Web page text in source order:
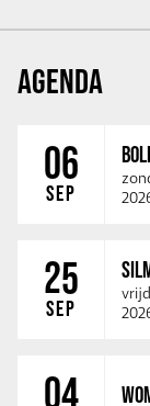
AGENDA
06
SEP
25
SEP
04